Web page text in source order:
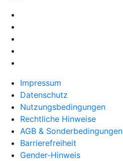
Impressum
Datenschutz
Nutzungsbedingungen
Rechtliche Hinweise
AGB & Sonderbedingungen
Barrierefreiheit
Gender-Hinweis